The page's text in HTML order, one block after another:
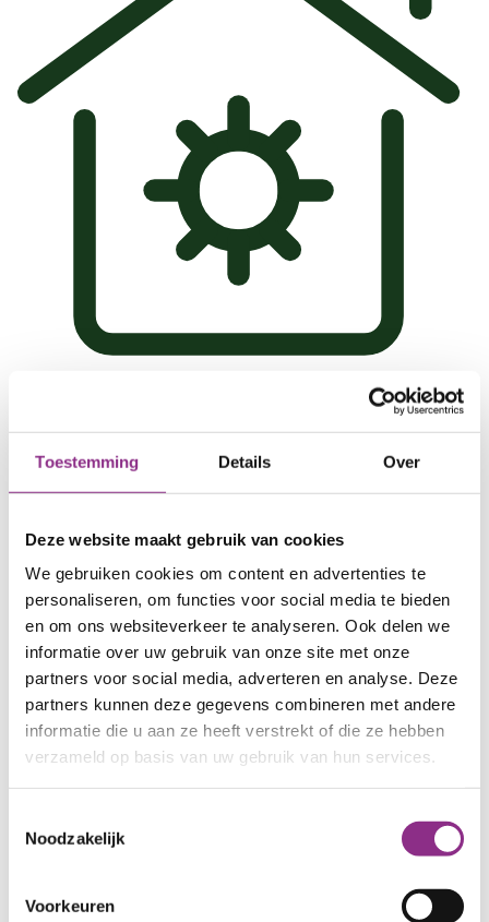
Toestemming Details Over
Deze website maakt gebruik van cookies
We gebruiken cookies om content en advertenties te
personaliseren, om functies voor social media te bieden
en om ons websiteverkeer te analyseren. Ook delen we
informatie over uw gebruik van onze site met onze
partners voor social media, adverteren en analyse. Deze
partners kunnen deze gegevens combineren met andere
informatie die u aan ze heeft verstrekt of die ze hebben
verzameld op basis van uw gebruik van hun services.
Noodzakelijk
Voorkeuren
je kraanwater. Slim en schoon!
Vertel me meer